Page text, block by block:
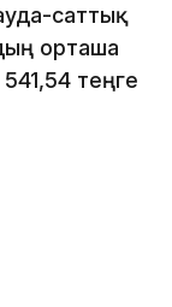
саттық
орташа
теңге